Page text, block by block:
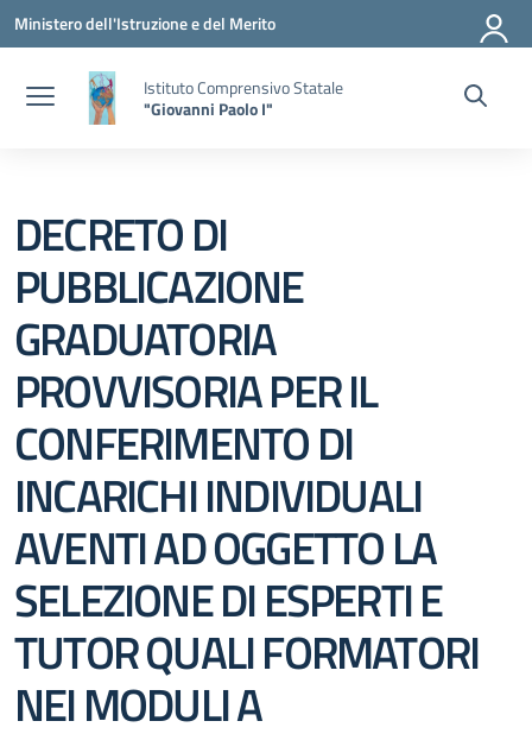
Vai ai contenuti
Vai al menu di navigazione
Vai al footer
Ministero dell'Istruzione e del Merito
Istituto Comprensivo Statale
"Giovanni Paolo I"
DECRETO DI
PUBBLICAZIONE
GRADUATORIA
PROVVISORIA PER IL
CONFERIMENTO DI
INCARICHI INDIVIDUALI
AVENTI AD OGGETTO LA
SELEZIONE DI ESPERTI E
TUTOR QUALI FORMATORI
NEI MODULI A